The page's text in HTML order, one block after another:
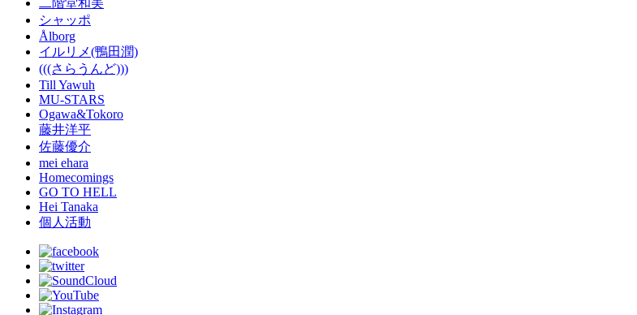
二階堂和美
シャッポ
Ålborg
イルリメ(鴨田潤)
(((さらうんど)))
Till Yawuh
MU-STARS
Ogawa&Tokoro
藤井洋平
佐藤優介
mei ehara
Homecomings
GO TO HELL
Hei Tanaka
個人活動